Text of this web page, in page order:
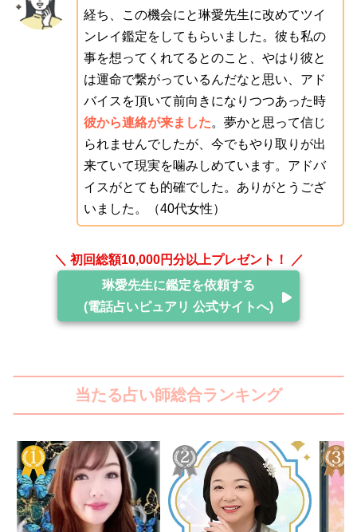
経ち、この機会にと琳愛先生に改めてツイ
ンレイ鑑定をしてもらいました。彼も私の
事を想ってくれてるとのこと、やはり彼と
は運命で繋がっているんだなと思い、アド
バイスを頂いて前向きになりつつあった時
彼から連絡が来ました。夢かと思って信じ
られませんでしたが、今でもやり取りが出
来ていて現実を噛みしめています。アドバ
イスがとても的確でした。ありがとうござ
いました。（40代女性）
＼ 初回総額10,000円分以上プレゼント！ ／
琳愛先生に鑑定を依頼する
(電話占いピュアリ 公式サイトへ)
当たる占い師総合ランキング